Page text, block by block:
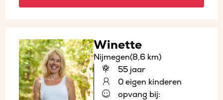
Winette
Nijmegen(8,6 km)
55 jaar
0 eigen kinderen
opvang bij: